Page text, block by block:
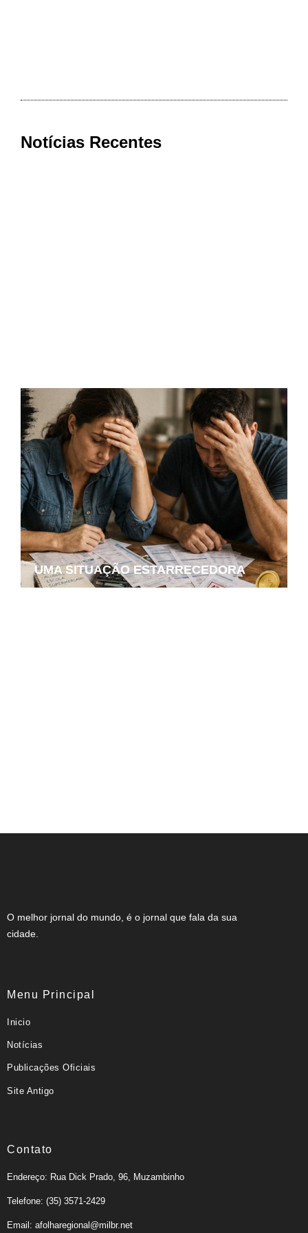
Notícias Recentes
UMA SITUAÇÃO ESTARRECEDORA
O melhor jornal do mundo, é o jornal que fala da sua
cidade.
Menu Principal
Inicio
Notícias
Publicações Oficiais
Site Antigo
Contato
Endereço: Rua Dick Prado, 96, Muzambinho
Telefone: (35) 3571-2429
Email: afolharegional@milbr.net